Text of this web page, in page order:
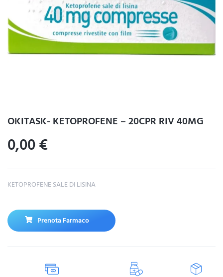
OKITASK- KETOPROFENE – 20CPR RIV 40MG
0,00€
KETOPROFENE SALE DI LISINA
Prenota Farmaco